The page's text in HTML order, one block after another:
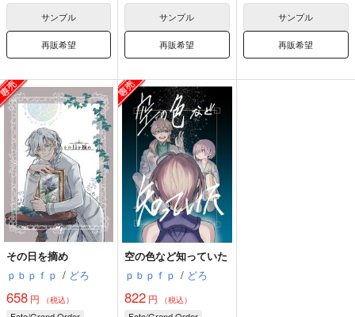
サンプル
再販希望
サンプル
再販希望
サンプル
再販希望
その日を摘め
ｐｂｐｆｐ / どろ
658 円 （税込）
空の色など知っていた
ｐｂｐｆｐ / どろ
822 円 （税込）